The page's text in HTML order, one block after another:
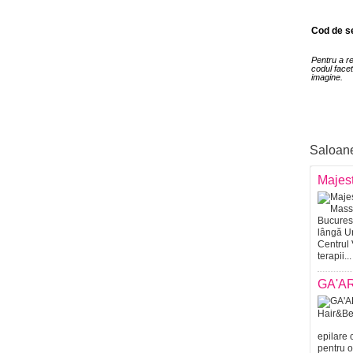
Cod de
Pentru a
codul
imagine.
lângă
Centrul
terapii...
epilare
pentru